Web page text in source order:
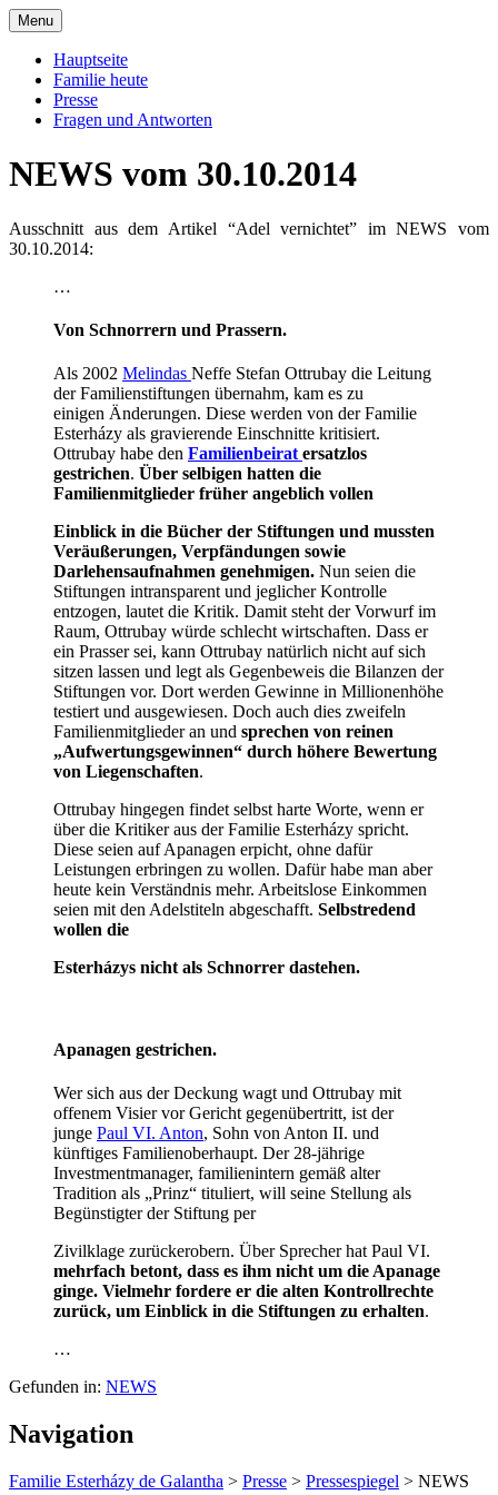
Skip
to
content
Familie Esterházy de Galantha
Galantha
Menu
Hauptseite
Familie heute
Presse
Fragen und Antworten
NEWS vom 30.10.2014
Ausschnitt aus dem Artikel “Adel vernichtet” im NEWS vom
30.10.2014:
…
Von Schnorrern und Prassern.
Als 2002 Melindas Neffe Stefan Ottrubay die Leitung
der Familienstiftungen übernahm, kam es zu
einigen Änderungen. Diese werden von der Familie
Esterházy als gravierende Einschnitte kritisiert.
Ottrubay habe den Familienbeiratersatzlos
gestrichen. Über selbigen hatten die
Familienmitglieder früher angeblich vollen
Einblick in die Bücher der Stiftungen und mussten
Veräußerungen, Verpfändungen sowie
Darlehensaufnahmen genehmigen. Nun seien die
Stiftungen intransparent und jeglicher Kontrolle
entzogen, lautet die Kritik. Damit steht der Vorwurf im
Raum, Ottrubay würde schlecht wirtschaften. Dass er
ein Prasser sei, kann Ottrubay natürlich nicht auf sich
sitzen lassen und legt als Gegenbeweis die Bilanzen der
Stiftungen vor. Dort werden Gewinne in Millionenhöhe
testiert und ausgewiesen. Doch auch dies zweifeln
Familienmitglieder an und sprechen von reinen
„Aufwertungsgewinnen“ durch höhere Bewertung
von Liegenschaften.
Ottrubay hingegen findet selbst harte Worte, wenn er
über die Kritiker aus der Familie Esterházy spricht.
Diese seien auf Apanagen erpicht, ohne dafür
Leistungen erbringen zu wollen. Dafür habe man aber
heute kein Verständnis mehr. Arbeitslose Einkommen
seien mit den Adelstiteln abgeschafft. Selbstredend
wollen die
Esterházys nicht als Schnorrer dastehen.
Apanagen gestrichen.
Wer sich aus der Deckung wagt und Ottrubay mit
offenem Visier vor Gericht gegenübertritt, ist der
junge Paul VI. Anton, Sohn von Anton II. und
künftiges Familienoberhaupt. Der 28-jährige
Investmentmanager, familienintern gemäß alter
Tradition als „Prinz“ tituliert, will seine Stellung als
Begünstigter der Stiftung per
Zivilklage zurückerobern. Über Sprecher hat Paul VI.
mehrfach betont, dass es ihm nicht um die Apanage
ginge. Vielmehr fordere er die alten Kontrollrechte
zurück, um Einblick in die Stiftungen zu erhalten.
…
Gefunden in: NEWS
Navigation
Familie Esterházy de Galantha > Presse > Pressespiegel > NEWS